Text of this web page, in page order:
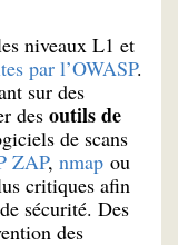
niveaux L1 et
par l’OWASP.
sur des
des outils de
de scans
ZAP, nmap ou
critiques afin
sécurité. Des
des